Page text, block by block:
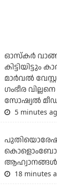
ഓസ്‌കര്‍
കിട്ടിയിട്ടും
മാര്‍വല്‍
ഗംഭീര
സോഷ്യല്‍
5 minutes
കൊളൊംബോ
ആഹ്വാനങ്ങള്‍
18 minutes